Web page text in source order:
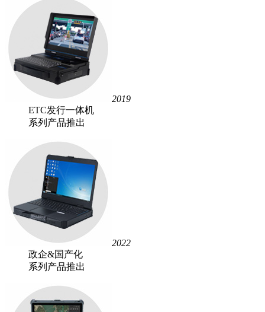
2019
ETC发行一体机
系列产品推出
2022
政企&国产化
系列产品推出